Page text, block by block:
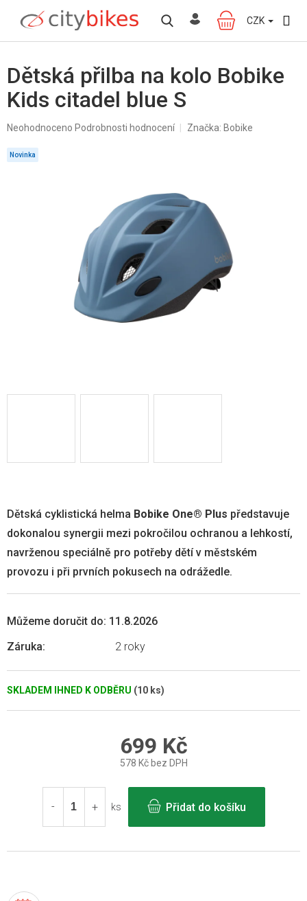
obsah
NÁKUPNÍ
KOŠÍK
CZK
Dětská přilba na kolo Bobike
Kids citadel blue S
Průměrné
produktu
je
Neohodnoceno Podrobnosti hodnocení Značka: Bobike
Novinka
SKLADEM IHNED K ODBĚRU (10 ks)
Můžeme doručit do: 11.8.2026
Záruka: 2 roky
Dětská cyklistická helma Bobike One® Plus představuje
dokonalou synergii mezi pokročilou ochranou a lehkostí,
navrženou speciálně pro potřeby dětí v městském
provozu i při prvních pokusech na odrážedle.
699 Kč
578 Kč bez DPH
cena:
ks
Přidat do košíku